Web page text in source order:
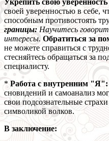
Укрепить свою
своей уверенностью в себе,
способным противостоять
границы: Научитесь
интересы. Обратиться за
не можете справиться с
стесняйтесь обращаться за
специалисту.
* Работа с внутренним "Я":
сновидений и самоанализ
свои подсознательные
символикой волков.
В заключение: